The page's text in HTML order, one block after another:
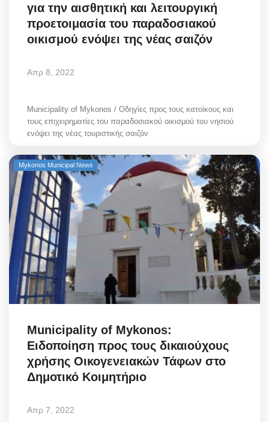
για την αισθητική και λειτουργική
προετοιμασία του παραδοσιακού
οικισμού ενόψει της νέας σαιζόν
Απρ 8, 2022
Municipality of Mykonos / Οδηγίες προς τους κατοίκους και
τους επιχειρηματίες του παραδοσιακού οικισμού του νησιού
ενόψει της νέας τουριστικής σαιζόν
Mykonos Municipal News
Municipality of Mykonos:
Ειδοποίηση προς τους δικαιούχους
χρήσης Οικογενειακών Τάφων στο
Δημοτικό Κοιμητήριο
Απρ 7, 2022